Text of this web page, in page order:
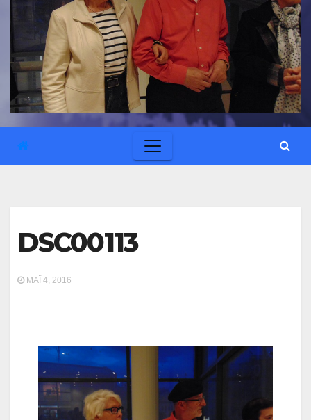
DSC00113
ΜΆΙ 4, 2016